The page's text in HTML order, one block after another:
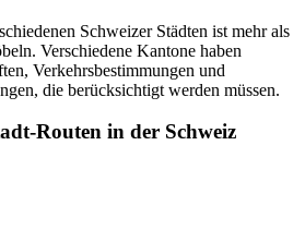
Schweizer Städten ist mehr als
Verschiedene Kantone haben
Verkehrsbestimmungen und
die berücksichtigt werden müssen.
Routen in der Schweiz